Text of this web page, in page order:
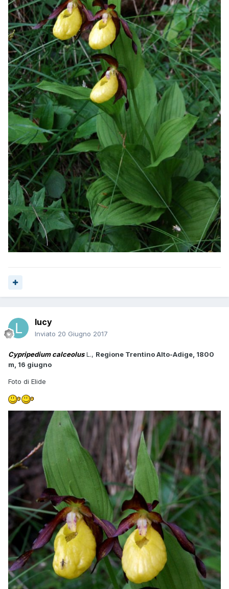
lucy
Inviato 20 Giugno 2017
Cypripedium calceolusL., Regione Trentino Alto-Adige, 1800
m, 16 giugno
Foto di Elide